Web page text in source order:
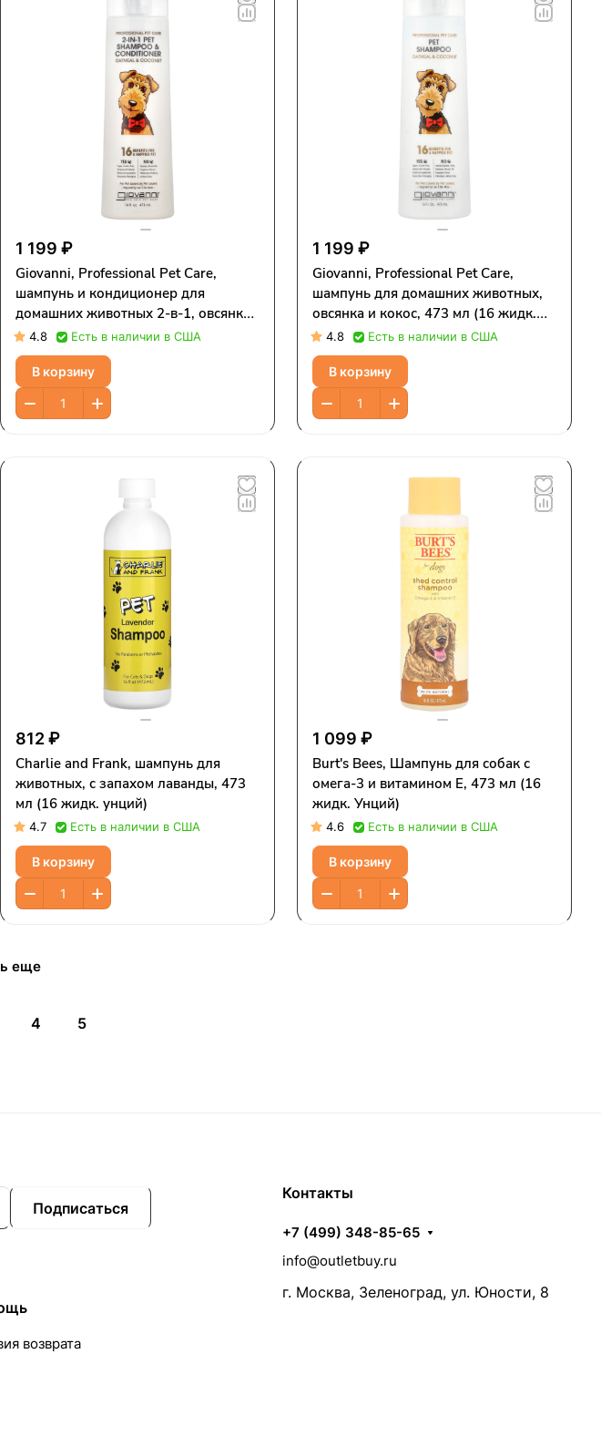
1 199 ₽
Giovanni, Professional Pet Care,
шампунь и кондиционер для
домашних животных 2-в-1, овсянка
и кокос, 473 мл (16 жидк. Унций)
4.8 Есть в наличии в США
В корзину
1 199 ₽
Giovanni, Professional Pet Care,
шампунь для домашних животных,
овсянка и кокос, 473 мл (16 жидк.
Унций)
4.8 Есть в наличии в США
В корзину
812 ₽
Charlie and Frank, шампунь для
животных, с запахом лаванды, 473
мл (16 жидк. унций)
4.7 Есть в наличии в США
В корзину
1 099 ₽
Burt's Bees, Шампунь для собак с
омега-3 и витамином E, 473 мл (16
жидк. Унций)
4.6 Есть в наличии в США
В корзину
еще
4 5
Подписаться
возврата
Контакты
+7 (499) 348-85-65
info@outletbuy.ru
г. Москва, Зеленоград, ул. Юности, 8